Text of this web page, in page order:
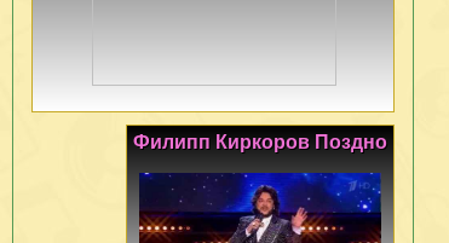
Филипп Киркоров Поздно